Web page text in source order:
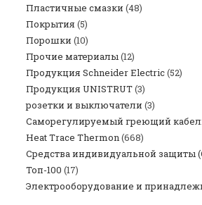
Пластичные смазки (48)
Покрытия (5)
Порошки (10)
Прочие материалы(12)
Продукция Schneider Electric(52)
Продукция UNISTRUT(3)
розетки и выключатели (3)
Саморегулируемый греющий
Heat Trace Thermon(668)
Средства индивидуальной защиты
Топ-100 (17)
Электрооборудование и